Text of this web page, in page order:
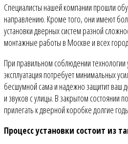
Специалисты нашей компании прошли
направлению. Кроме того, они имеют
установки дверных систем разной
монтажные работы в Москве и всех
При правильном соблюдении технологии
эксплуатация потребует минимальных
бесшумной сама и надежно защитит ваш
и звуков с улицы. В закрытом состоянии
прилегать к дверной коробке долгие
Процесс установки состоит из